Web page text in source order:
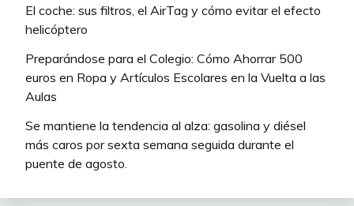
El coche: sus filtros, el AirTag y cómo evitar el efecto
helicóptero
Preparándose para el Colegio: Cómo Ahorrar 500
euros en Ropa y Artículos Escolares en la Vuelta a las
Aulas
Se mantiene la tendencia al alza: gasolina y diésel
más caros por sexta semana seguida durante el
puente de agosto.